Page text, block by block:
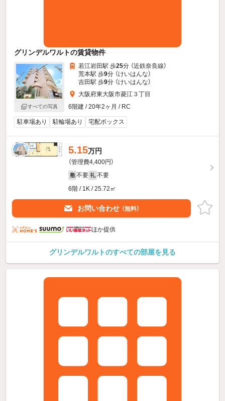
グリンデルワルトの賃貸物件
すべての写真
若江岩田駅 歩25分 （近鉄奈良線）
荒本駅 歩9分 （けいはんな）
吉田駅 歩9分 （けいはんな）
大阪府東大阪市菱江３丁目
6階建 / 20年2ヶ月 / RC
駐車場あり 駐輪場あり 宅配ボックス
5.15万円
（管理費4,400円）
敷 不要 礼 不要
6階 / 1K / 25.72㎡
お問い合わせ （無料）
ほか提供
グリンデルワルトのすべての部屋を見る